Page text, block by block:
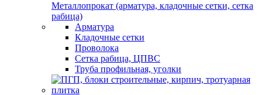
Металлопрокат (арматура, кладочные сетки, сетка
рабица)
Арматура
Кладочные сетки
Проволока
Сетка рабица, ЦПВС
Труба профильная, уголки